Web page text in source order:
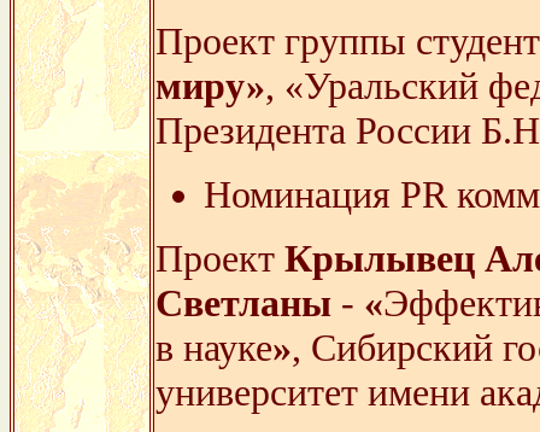
Проект группы
миру», «Уральский
Президента России
Номинация PR
Проект Крылывец
Светланы - «
в науке», Сибирский
университет имени